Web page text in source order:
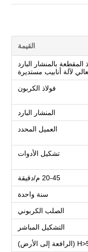
القيمة
المقطعة بالمنشار البارد
لآلة أنابيب مستديرة
فولاذ الكربون
المنشار البارد
العميل المحدد
تشكيل الأدوات
20-45 م/دقيقة
سنة واحدة
الصلب الكربوني
التشكيل المباشر